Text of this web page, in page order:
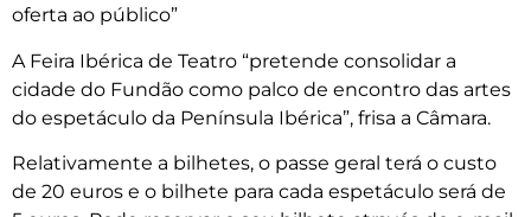
oferta ao público”
A Feira Ibérica de Teatro “pretende consolidar a
cidade do Fundão como palco de encontro das artes
do espetáculo da Península Ibérica”, frisa a Câmara.
Relativamente a bilhetes, o passe geral terá o custo
de 20 euros e o bilhete para cada espetáculo será de